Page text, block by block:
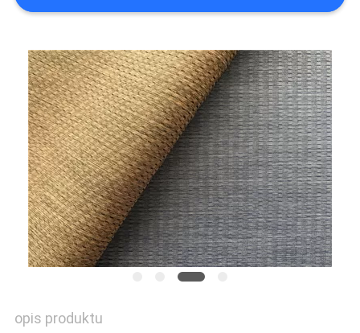
PRIVACY
POLICY
opis produktu